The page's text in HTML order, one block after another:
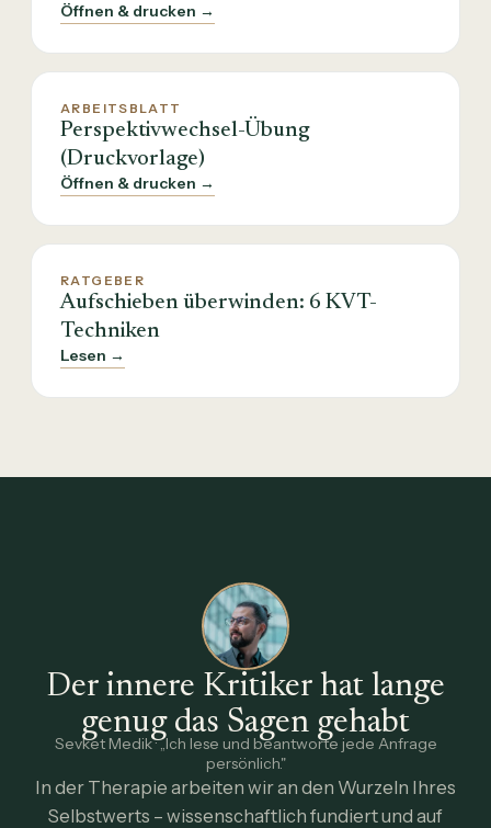
Öffnen & drucken →
ARBEITSBLATT
Perspektivwechsel-Übung
(Druckvorlage)
Öffnen & drucken →
RATGEBER
Aufschieben überwinden: 6 KVT-
Techniken
Lesen →
Der innere Kritiker hat lange
genug das Sagen gehabt
Sevket Medik · „Ich lese und beantworte jede Anfrage
persönlich."
In der Therapie arbeiten wir an den Wurzeln Ihres
Selbstwerts – wissenschaftlich fundiert und auf